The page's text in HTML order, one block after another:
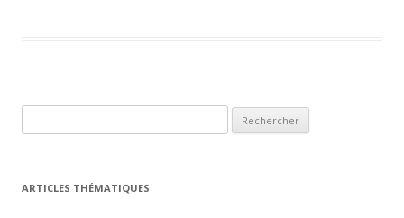
ARTICLES THÉMATIQUES